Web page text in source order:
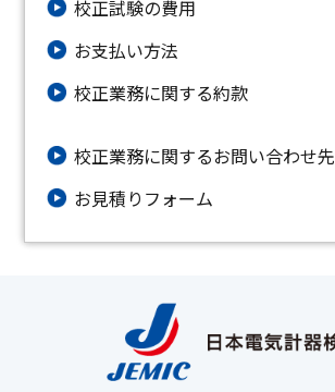
校正試験の費用
お支払い方法
校正業務に関する約款
校正業務に関するお問い合わせ先
お⾒積りフォーム